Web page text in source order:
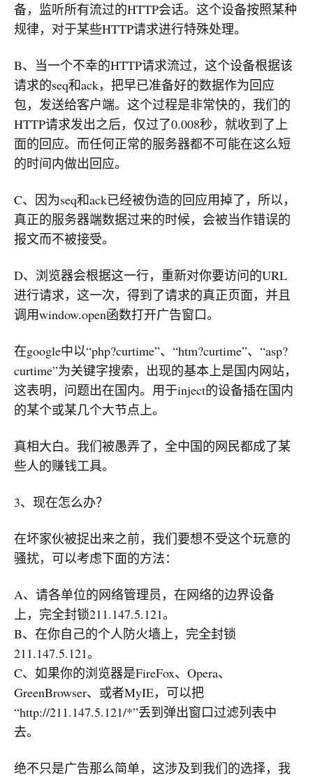
备，监听所有流过的HTTP会话。这个设备按照某种
规律，对于某些HTTP请求进行特殊处理。
B、当一个不幸的HTTP请求流过，这个设备根据该
请求的seq和ack，把早已准备好的数据作为回应
包，发送给客户端。这个过程是非常快的，我们的
HTTP请求发出之后，仅过了0.008秒，就收到了上
面的回应。而任何正常的服务器都不可能在这么短
的时间内做出回应。
C、因为seq和ack已经被伪造的回应用掉了，所以，
真正的服务器端数据过来的时候，会被当作错误的
报文而不被接受。
D、浏览器会根据这一行，重新对你要访问的URL
进行请求，这一次，得到了请求的真正页面，并且
调用window.open函数打开广告窗口。
在google中以“php?curtime”、“htm?curtime”、“asp?
curtime”为关键字搜索，出现的基本上是国内网站，
这表明，问题出在国内。用于inject的设备插在国内
的某个或某几个大节点上。
真相大白。我们被愚弄了，全中国的网民都成了某
些人的赚钱工具。
3、现在怎么办？
在坏家伙被捉出来之前，我们要想不受这个玩意的
骚扰，可以考虑下面的方法：
A、请各单位的网络管理员，在网络的边界设备
上，完全封锁211.147.5.121。
B、在你自己的个人防火墙上，完全封锁
211.147.5.121。
C、如果你的浏览器是FireFox、Opera、
GreenBrowser、或者MyIE，可以把
“http://211.147.5.121/*”丢到弹出窗口过滤列表中
去。
绝不只是广告那么简单，这涉及到我们的选择，我